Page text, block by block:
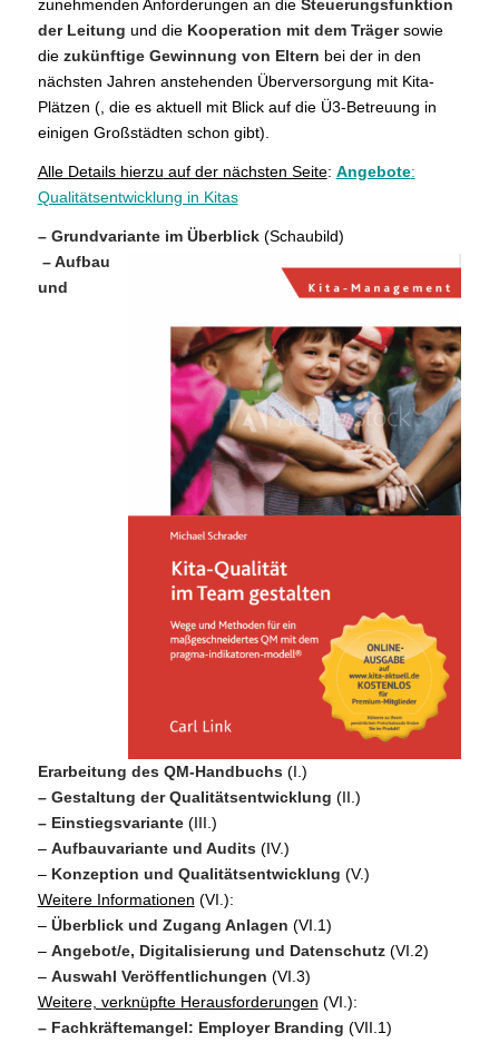
zunehmenden Anforderungen an die Steuerungsfunktion
der Leitung und die Kooperation mit dem Trägersowie
die zukünftige Gewinnung von Eltern bei der in den
nächsten Jahren anstehenden Überversorgung mit Kita-
Plätzen (, die es aktuell mit Blick auf die Ü3-Betreuung in
einigen Großstädten schon gibt).
Alle Details hierzu auf der nächsten Seite: Angebote:
Qualitätsentwicklung in Kitas
– Grundvariante im Überblick (Schaubild)
– Aufbau
und
Erarbeitung des QM-Handbuchs (I.)
– Gestaltung der Qualitätsentwicklung (II.)
– Einstiegsvariante(III.)
– Aufbauvariante und Audits(IV.)
– Konzeption und Qualitätsentwicklung (V.)
Weitere Informationen (VI.):
– Überblick und Zugang Anlagen (VI.1)
– Angebot/e, Digitalisierung und Datenschutz(VI.2)
– Auswahl Veröffentlichungen (VI.3)
Weitere, verknüpfte Herausforderungen (VI.):
– Fachkräftemangel: Employer Branding (VII.1)